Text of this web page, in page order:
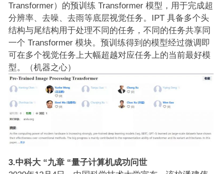
Transformer）的预训练 Transformer 模型，用于完成超
分辨率、去噪、去雨等底层视觉任务。IPT 具备多个头
结构与尾结构用于处理不同的任务，不同的任务共享同
一个 Transformer 模块。预训练得到的模型经过微调即
可在多个视觉任务上大幅超越对应任务上的当前最好模
型。（机器之心）
3.中科大 “九章 “量子计算机成功问世